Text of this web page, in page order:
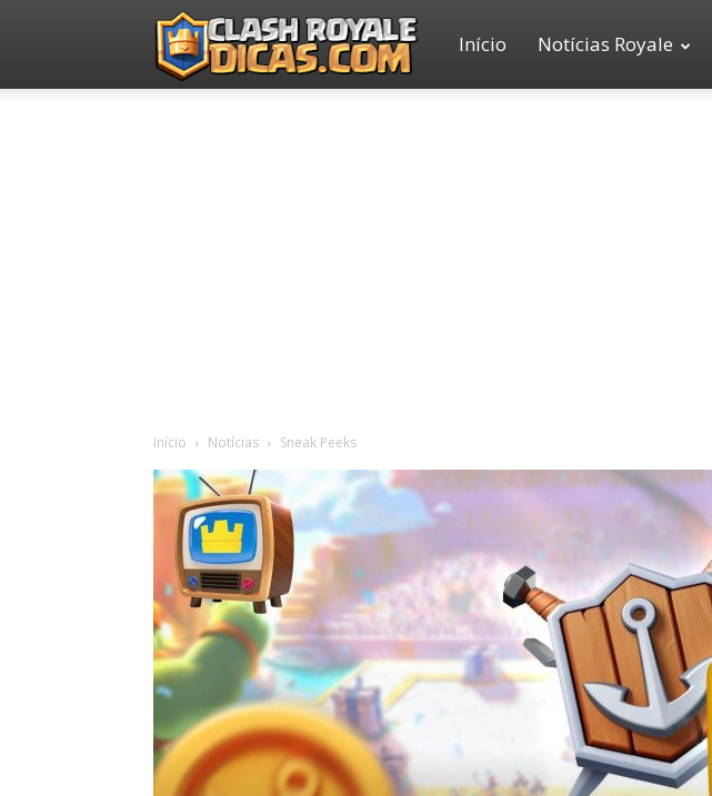
Clash
Início Notícias Royale
Início Notícias Sneak Peeks